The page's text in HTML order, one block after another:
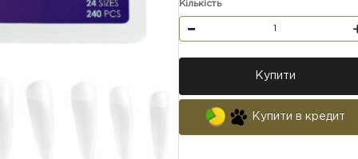
Кількість
Купити
Купити в кредит